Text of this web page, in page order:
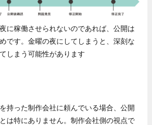
に稼働させられないのであれば、公開は
です。金曜の夜にしてしまうと、深刻な
しまう可能性があります
持った制作会社に頼んでいる場合、公開
は特にありません。制作会社側の視点で